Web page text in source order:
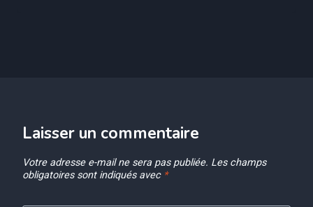
Laisser un commentaire
Votre adresse e-mail ne sera pas publiée. Les champs
obligatoires sont indiqués avec *